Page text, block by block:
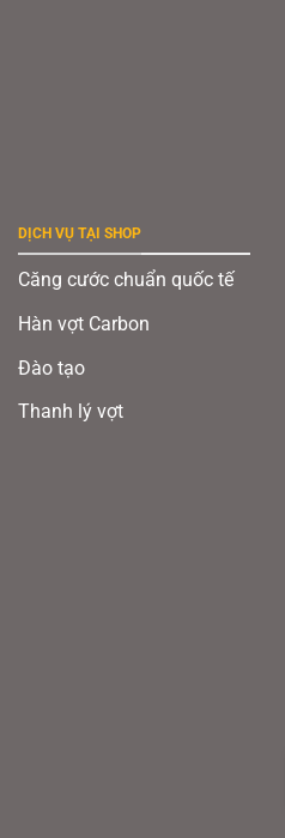
DỊCH VỤ TẠI SHOP
Căng cước chuẩn quốc tế
Hàn vợt Carbon
Đào tạo
Thanh lý vợt